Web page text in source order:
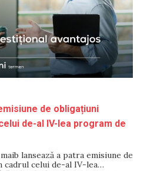
de obligațiuni
de-al IV-lea program de
lansează a patra emisiune de
celui de-al IV-lea